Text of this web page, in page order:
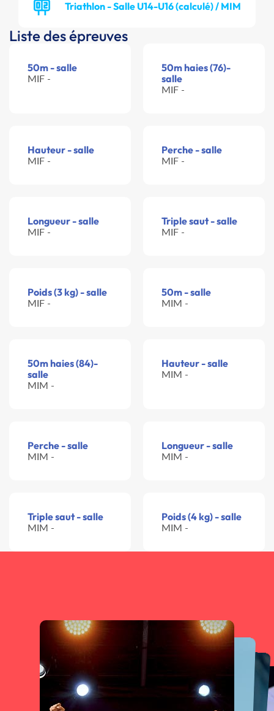
Triathlon - Salle U14-U16 (calculé) / MIM
Liste des épreuves
50m - salle
MIF -
50m haies (76)-
salle
MIF -
Hauteur - salle
MIF -
Perche - salle
MIF -
Longueur - salle
MIF -
Triple saut - salle
MIF -
Poids (3 kg) - salle
MIF -
50m - salle
MIM -
50m haies (84)-
salle
MIM -
Hauteur - salle
MIM -
Perche - salle
MIM -
Longueur - salle
MIM -
Triple saut - salle
MIM -
Poids (4 kg) - salle
MIM -